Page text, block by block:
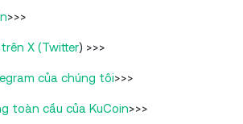
>>>
X (Twitter) >>>
của chúng tôi>>>
toàn cầu của KuCoin>>>